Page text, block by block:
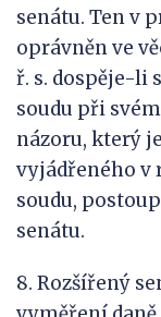
senátu. Ten v
oprávněn ve
ř. s. dospěje-li
soudu při
názoru, který
vyjádřeného v
soudu,
senátu.
8. Rozšířený